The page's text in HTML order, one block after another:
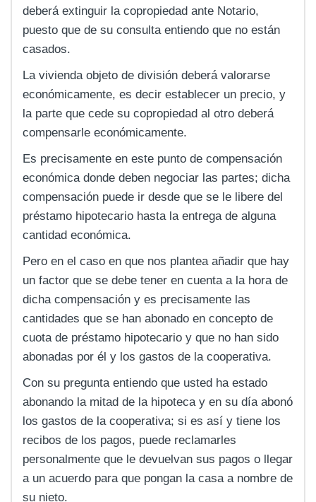
deberá extinguir la copropiedad ante Notario,
puesto que de su consulta entiendo que no están
casados.
La vivienda objeto de división deberá valorarse
económicamente, es decir establecer un precio, y
la parte que cede su copropiedad al otro deberá
compensarle económicamente.
Es precisamente en este punto de compensación
económica donde deben negociar las partes; dicha
compensación puede ir desde que se le libere del
préstamo hipotecario hasta la entrega de alguna
cantidad económica.
Pero en el caso en que nos plantea añadir que hay
un factor que se debe tener en cuenta a la hora de
dicha compensación y es precisamente las
cantidades que se han abonado en concepto de
cuota de préstamo hipotecario y que no han sido
abonadas por él y los gastos de la cooperativa.
Con su pregunta entiendo que usted ha estado
abonando la mitad de la hipoteca y en su día abonó
los gastos de la cooperativa; si es así y tiene los
recibos de los pagos, puede reclamarles
personalmente que le devuelvan sus pagos o llegar
a un acuerdo para que pongan la casa a nombre de
su nieto.